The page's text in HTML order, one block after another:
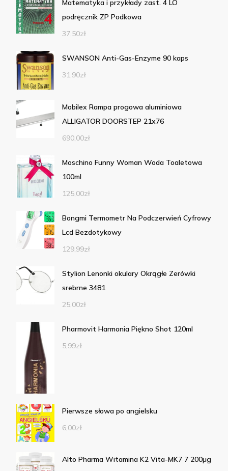
Matematyka i przykłady zast. 4 LO
podręcznik ZP Podkowa
37,50zł
SWANSON Anti-Gas-Enzyme 90 kaps
31,90zł
Mobilex Rampa progowa aluminiowa
ALLIGATOR DOORSTEP 21x76
690,00zł
Moschino Funny Woman Woda Toaletowa
100ml
125,00zł
Bongmi Termometr Na Podczerwień Cyfrowy
Lcd Bezdotykowy
129,99zł
Stylion Lenonki okulary Okrągłe Zerówki
srebrne 3481
25,00zł
Pharmovit Harmonia Piękno Shot 120ml
5,99zł
Pierwsze słowa po angielsku
6,00zł
Alto Pharma Witamina K2 Vita-MK7 7 200µg